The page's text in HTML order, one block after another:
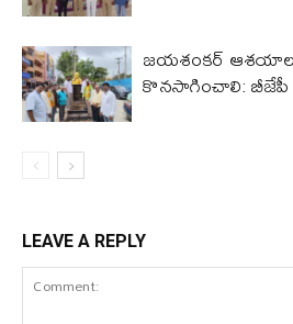
జయశంకర్
కొనసాగించాలి: బీజేపీ
LEAVE A REPLY